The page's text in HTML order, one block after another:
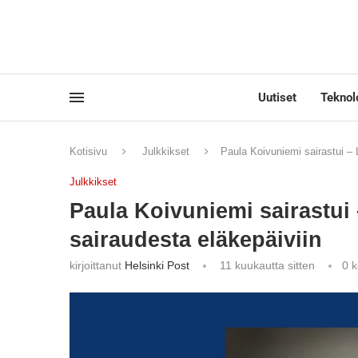
Uutiset
Kotisivu Julkkikset Paula Koivuniemi sairastui –
Julkkikset
Paula Koivuniemi sairastui
sairaudesta eläkepäiviin
kirjoittanut Helsinki Post 11 kuukautta sitten 0